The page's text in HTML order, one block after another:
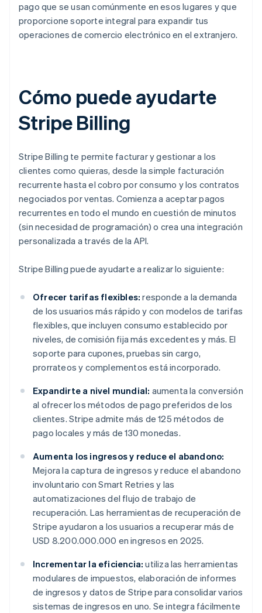
pago que se usan comúnmente en esos lugares y que
proporcione soporte integral para expandir tus
operaciones de comercio electrónico en el extranjero.
Cómo puede ayudarte
Stripe Billing
Stripe Billing te permite facturar y gestionar a los
clientes como quieras, desde la simple facturación
recurrente hasta el cobro por consumo y los contratos
negociados por ventas. Comienza a aceptar pagos
recurrentes en todo el mundo en cuestión de minutos
(sin necesidad de programación) o crea una integración
personalizada a través de la API.
Stripe Billing puede ayudarte a realizar lo siguiente:
Ofrecer tarifas flexibles: responde a la demanda
de los usuarios más rápido y con modelos de tarifas
flexibles, que incluyen consumo establecido por
niveles, de comisión fija más excedentes y más. El
soporte para cupones, pruebas sin cargo,
prorrateos y complementos está incorporado.
Expandirte a nivel mundial: aumenta la conversión
al ofrecer los métodos de pago preferidos de los
clientes. Stripe admite más de 125 métodos de
pago locales y más de 130 monedas.
Aumenta los ingresos y reduce el abandono:
Mejora la captura de ingresos y reduce el abandono
involuntario con Smart Retries y las
automatizaciones del flujo de trabajo de
recuperación. Las herramientas de recuperación de
Stripe ayudaron a los usuarios a recuperar más de
USD 8.200.000.000 en ingresos en 2025.
Incrementar la eficiencia: utiliza las herramientas
modulares de impuestos, elaboración de informes
de ingresos y datos de Stripe para consolidar varios
sistemas de ingresos en uno. Se integra fácilmente